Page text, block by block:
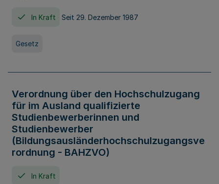
In Kraft Seit 29. Dezember 1987
Gesetz
Verordnung über den Hochschulzugang
für im Ausland qualifizierte
Studienbewerberinnen und
Studienbewerber
(Bildungsausländerhochschulzugangsve
rordnung - BAHZVO)
In Kraft